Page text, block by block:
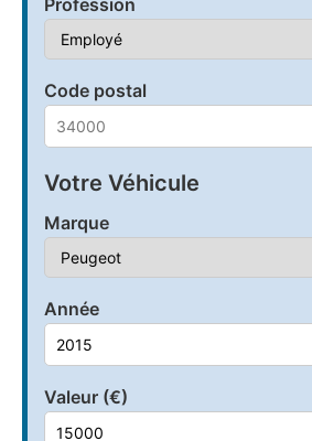
Code postal
Votre Véhicule
Marque
Année
Valeur (€)